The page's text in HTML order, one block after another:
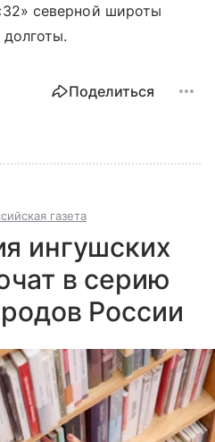
северной широты
Поделиться
газета
ингушских
в серию
России